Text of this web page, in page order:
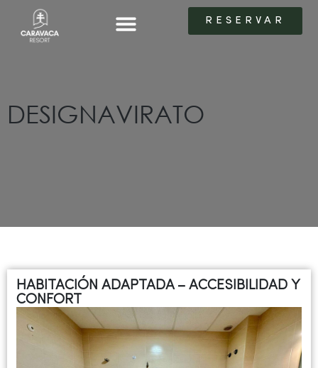
RESERVAR
RESERVAR
DESIGNAVIRATO
HABITACIÓN ADAPTADA – ACCESIBILIDAD Y
CONFORT